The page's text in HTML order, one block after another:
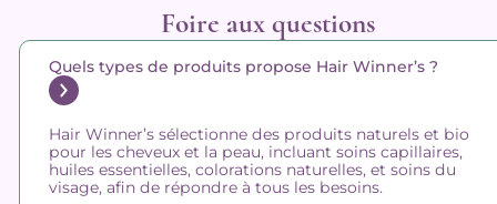
Foire aux questions
Quels types de produits propose Hair Winner’s ?
Hair Winner’s sélectionne des produits naturels et bio
pour les cheveux et la peau, incluant soins capillaires,
huiles essentielles, colorations naturelles, et soins du
visage, afin de répondre à tous les besoins.